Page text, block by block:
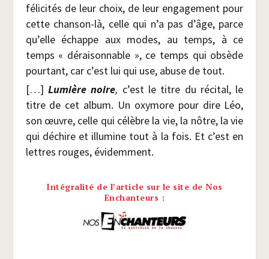
féli­ci­tés de leur choix, de leur enga­ge­ment pour
cette chan­son-là, celle qui n’a pas d’âge, parce
qu’elle échappe aux modes, au temps, à ce
temps « dérai­son­nable », ce temps qui obsède
pour­tant, car c’est lui qui use, abuse de tout.
[…] Lumière noire, c’est le titre du réci­tal, le
titre de cet album. Un oxy­more pour dire Léo,
son œuvre, celle qui célèbre la vie, la nôtre, la vie
qui déchire et illu­mine tout à la fois. Et c’est en
lettres rouges, évi­dem­ment.
Intégralité de l’article sur le site de Nos
Enchanteurs :